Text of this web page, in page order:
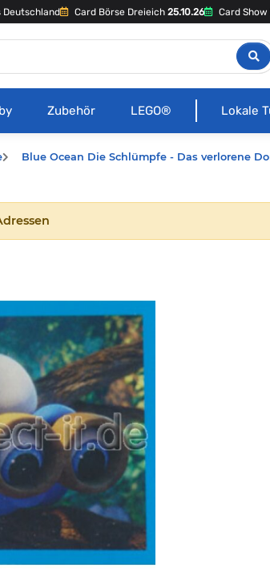
Card Börse Dreieich 25.10.26 Card
Zubehör LEGO® Lokale
Blue Ocean Die Schlümpfe - Das verlorene